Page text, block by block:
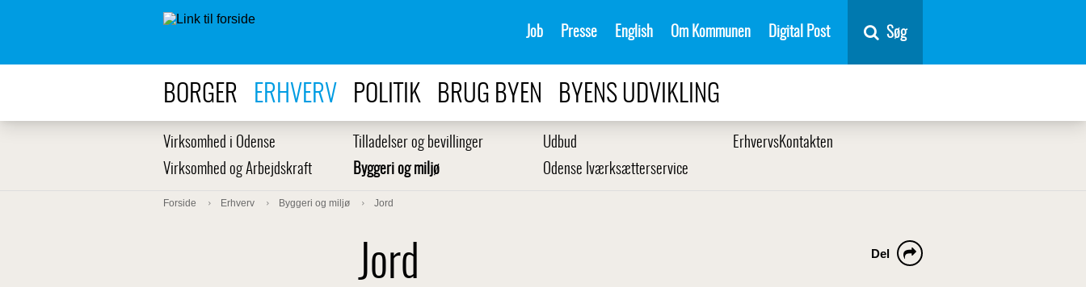
Job Presse English Om Kommunen Digital Post Søg
BORGER ERHVERV POLITIK BRUG BYEN BYENS UDVIKLING
Virksomhed i Odense Tilladelser og bevillinger Udbud
ErhvervsKontakten
Virksomhed og Arbejdskraft
Byggeri og miljø Odense Iværksætterservice
Forside Erhverv Byggeri og miljø Jord
Jord Del